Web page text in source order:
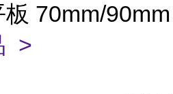
70mm/90mm
>